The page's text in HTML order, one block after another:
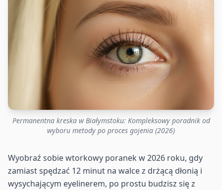
Permanentna kreska w Białymstoku: Kompleksowy poradnik od
wyboru metody po proces gojenia (2026)
Wyobraź sobie wtorkowy poranek w 2026 roku, gdy
zamiast spędzać 12 minut na walce z drżącą dłonią i
wysychającym eyelinerem, po prostu budzisz się z